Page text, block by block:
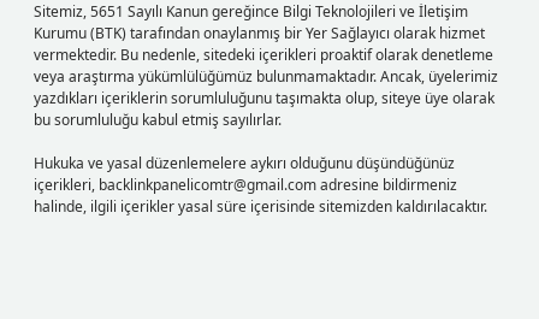
Sitemiz, 5651 Sayılı Kanun gereğince Bilgi Teknolojileri ve İletişim
Kurumu (BTK) tarafından onaylanmış bir Yer Sağlayıcı olarak hizmet
vermektedir. Bu nedenle, sitedeki içerikleri proaktif olarak denetleme
veya araştırma yükümlülüğümüz bulunmamaktadır. Ancak, üyelerimiz
yazdıkları içeriklerin sorumluluğunu taşımakta olup, siteye üye olarak
bu sorumluluğu kabul etmiş sayılırlar.
Hukuka ve yasal düzenlemelere aykırı olduğunu düşündüğünüz
içerikleri, backlinkpanelicomtr@gmail.comadresine bildirmeniz
halinde, ilgili içerikler yasal süre içerisinde sitemizden kaldırılacaktır.